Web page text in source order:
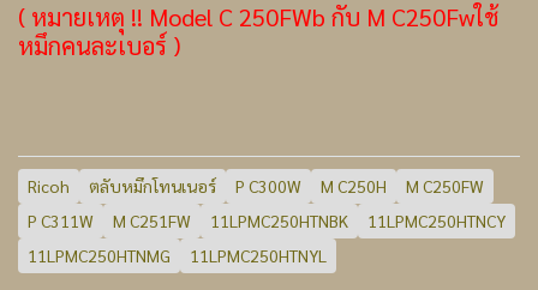
( หมายเหตุ !! Model C 250FWb กับ M C250Fwใช้
หมึกคนละเบอร์ )
Ricoh ตลับหมึกโทนเนอร์ P C300W M C250H
M C250FW
P C311W
M C251FW 11LPMC250HTNBK
11LPMC250HTNCY
11LPMC250HTNMG
11LPMC250HTNYL